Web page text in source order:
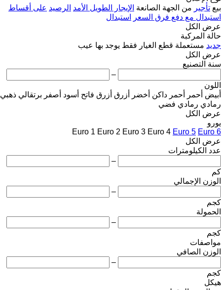
بيع تأجير من الجهة الصانعة الإيجار الطويل الأمد الرصيد على أقساط
استبدال مع دفع فرق السعر
استبدال
عرض الكل
حالة المركبة
جديد مستعملة قطع الغيار فقط يوجد بها عيب
عرض الكل
سنة التصنيع
–
اللون
أبيض أحمر أحمر داكن أخضر أزرق أزرق فاتح أسود أصفر برتقالي ذهبي
رمادي رمادي فضي
عرض الكل
يورو
Euro 1 Euro 2 Euro 3 Euro 4 Euro 5 Euro 6
عرض الكل
عدد الكيلومترات
–
كم
الوزن الإجمالي
–
كجم
الحمولة
–
كجم
مواصفات
الوزن الصافي
–
كجم
هيكل